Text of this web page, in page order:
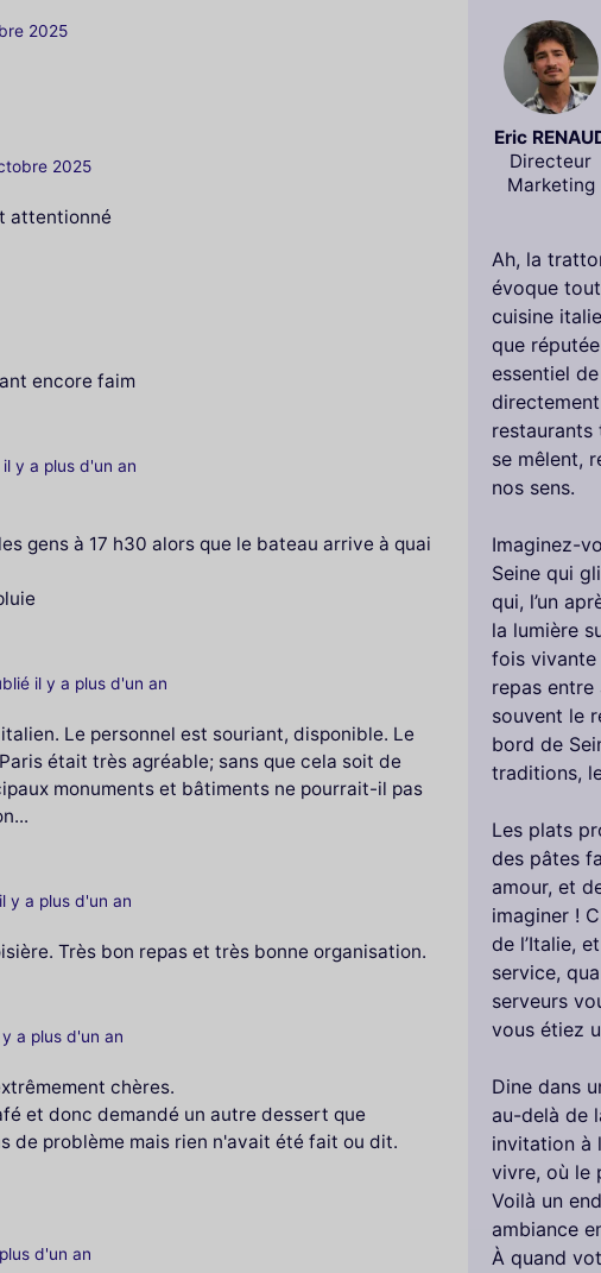
2025
2025
attentionné
encore faim
il y a plus d'un an
gens à 17 h30 alors que le bateau arrive à quai
il y a plus d'un an
Le personnel est souriant, disponible. Le
était très agréable; sans que cela soit de
monuments et bâtiments ne pourrait-il pas
y a plus d'un an
Très bon repas et très bonne organisation.
a plus d'un an
chères.
et donc demandé un autre dessert que
de problème mais rien n'avait été fait ou dit.
d'un an
Eric
Directeur
Marketing
Ah, la
évoque
cuisine
que
essentiel
se mêlent,
nos sens.
Imaginez-
Seine qui
qui, l’un
la lumière
fois vivante
repas
souvent le
bord de
traditions,
Les plats
des pâtes
amour, et
imaginer !
de l’Italie,
service,
serveurs
vous étiez
Dine dans
au-delà de
invitation à
vivre, où le
Voilà un
ambiance
À quand